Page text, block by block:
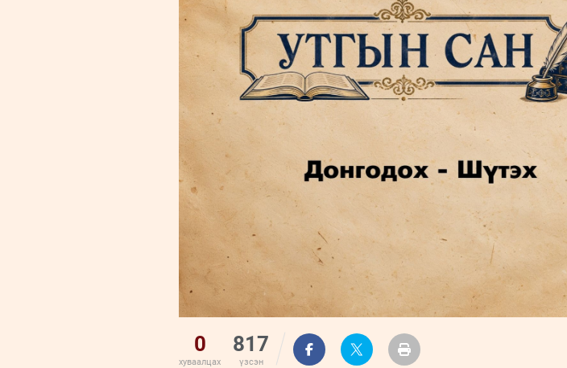
УРЛАГ
0
хуваалцах
817
үзсэн